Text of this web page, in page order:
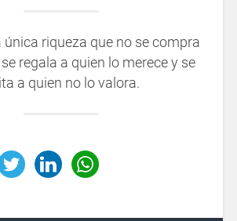
única riqueza que no se compra
regala a quien lo merece y se
a quien no lo valora.